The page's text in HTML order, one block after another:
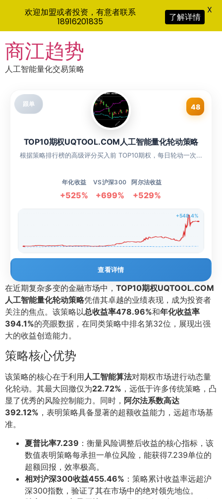
to
content
商江趋势
人工智能量化交易策略
跟单 48
TOP10期权UQTOOL.COM人工智能量化轮动策略
根据策略排行榜的高级评分买入前 TOP10期权，每日轮动一次...
年化收益
+525%
VS沪深300
+699%
阿尔法收益
+529%
+548.4%
查看详情
在近期复杂多变的金融市场中， TOP10期权UQTOOL.COM
人工智能量化轮动策略凭借其卓越的业绩表现，成为投资者
关注的焦点。该策略以总收益率478.96%和年化收益率
394.1%的亮眼数据，在同类策略中排名第32位，展现出强
大的收益创造能力。
策略核心优势
该策略的核心在于利用 人工智能算法对期权市场进行动态量
化轮动。其最大回撤仅为22.72% ，远低于许多传统策略，凸
显了优秀的风险控制能力。同时， 阿尔法系数高达
392.12% ，表明策略具备显著的超额收益能力，远超市场基
准。
夏普比率7.239 ：衡量风险调整后收益的核心指标，该
数值表明策略每承担一单位风险，能获得7.239单位的
超额回报，效率极高。
相对沪深300收益455.46% ：策略累计收益率远超沪
深300指数，验证了其在市场中的绝对领先地位。
欢迎加盟或者投资，有意者联系
18916201835
了解详情
X